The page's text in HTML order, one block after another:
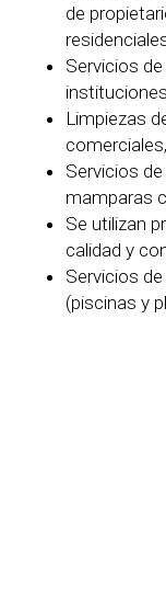
de
Servicios
Limpiezas
Servicios
mamparas
Se utilizan
calidad y
Servicios
(piscinas y